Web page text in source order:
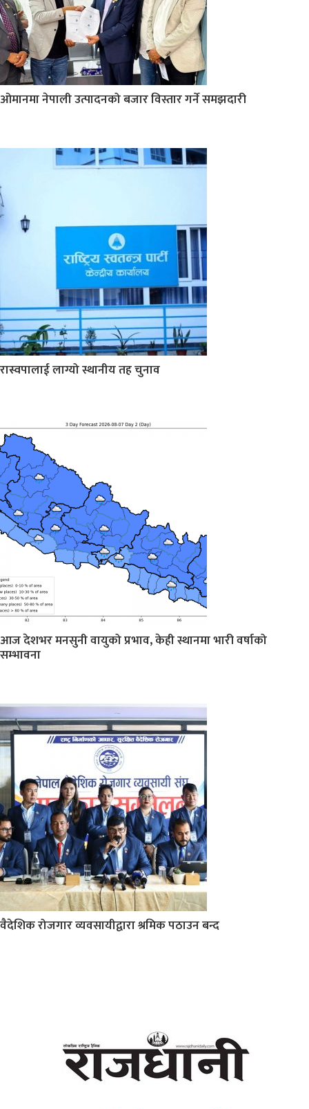
ओमानमा नेपाली उत्पादनको बजार विस्तार गर्ने समझदारी
रास्वपालाई लाग्यो स्थानीय तह चुनाव
आज देशभर मनसुनी वायुको प्रभाव, केही स्थानमा भारी वर्षाको
सम्भावना
वैदेशिक रोजगार व्यवसायीद्वारा श्रमिक पठाउन बन्द